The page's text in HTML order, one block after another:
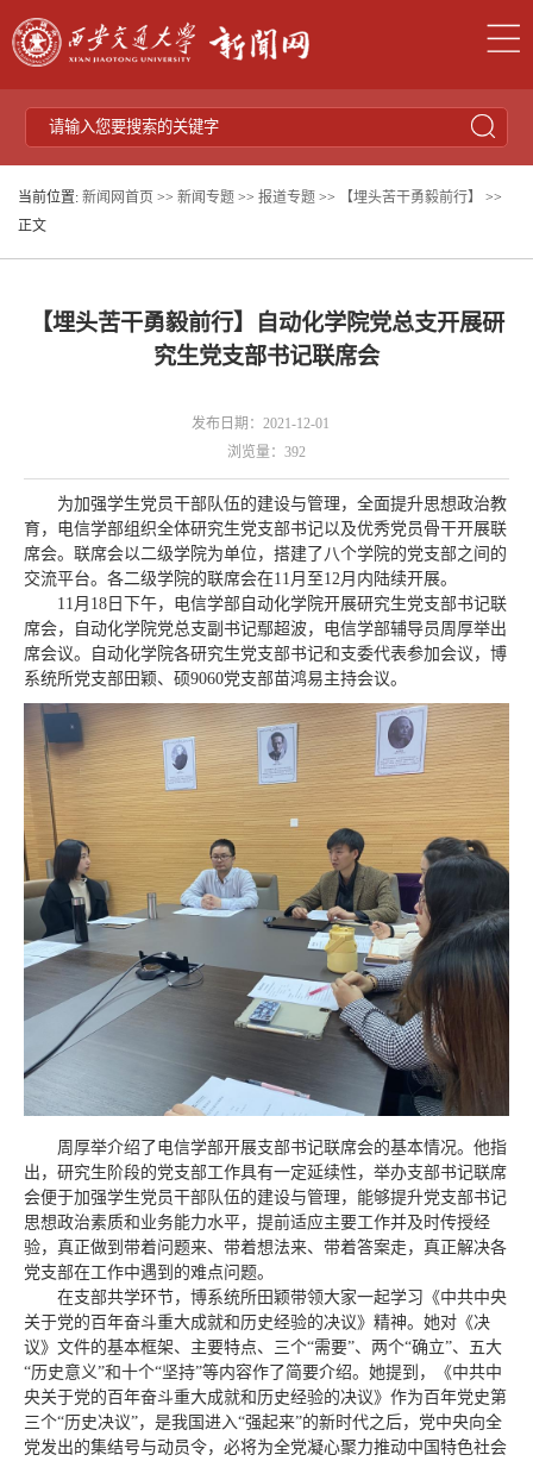
当前位置: 新闻网首页 >> 新闻专题 >> 报道专题 >> 【埋头苦干勇毅前行】
>>
正文
【埋头苦干勇毅前行】自动化学院党总支开展研
究生党支部书记联席会
发布日期：2021-12-01
浏览量： 392
为加强学生党员干部队伍的建设与管理，全面提升思想政治教
育，电信学部组织全体研究生党支部书记以及优秀党员骨干开展联
席会。联席会以二级学院为单位，搭建了八个学院的党支部之间的
交流平台。各二级学院的联席会在11月至12月内陆续开展。
11月18日下午，电信学部自动化学院开展研究生党支部书记联
席会，自动化学院党总支副书记鄢超波，电信学部辅导员周厚举出
席会议。自动化学院各研究生党支部书记和支委代表参加会议，博
系统所党支部田颖、硕9060党支部苗鸿易主持会议。
周厚举介绍了电信学部开展支部书记联席会的基本情况。他指
出，研究生阶段的党支部工作具有一定延续性，举办支部书记联席
会便于加强学生党员干部队伍的建设与管理，能够提升党支部书记
思想政治素质和业务能力水平，提前适应主要工作并及时传授经
验，真正做到带着问题来、带着想法来、带着答案走，真正解决各
党支部在工作中遇到的难点问题。
在支部共学环节，博系统所田颖带领大家一起学习《中共中央
关于党的百年奋斗重大成就和历史经验的决议》精神。她对《决
议》文件的基本框架、主要特点、三个“需要”、两个“确立”、五大
“历史意义”和十个“坚持”等内容作了简要介绍。她提到，《中共中
央关于党的百年奋斗重大成就和历史经验的决议》作为百年党史第
三个“历史决议”，是我国进入“强起来”的新时代之后，党中央向全
党发出的集结号与动员令，必将为全党凝心聚力推动中国特色社会